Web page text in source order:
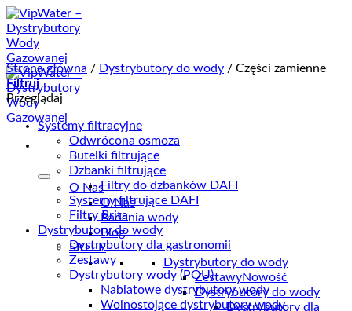
Przewiń
do
zawartości
O Nas
O Nas
Badania wody
Blog
SKLEP
Dystrybutory do wody
ZestawyNowość
Dystrybutory do wody
Dystrybutory dla
Strona główna / Dystrybutory do wody / Części zamienne
Filtruj
Przeglądaj
Systemy filtracyjne
Odwrócona osmoza
Butelki filtrujące
Dzbanki filtrujące
Filtry do dzbanków DAFI
Systemy filtrujące DAFI
Filtry Brita
Dystrybutory do wody
Dystrybutory dla gastronomii
Zestawy
Dystrybutory wody (POU)
Nablatowe dystrybutory wody
Wolnostojące dystrybutory wody